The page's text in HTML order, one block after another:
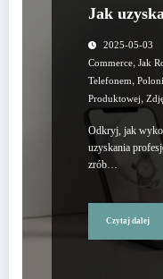
Jak
2025-05-03
Commerce, Jak
Telefonem,
Produktowej,
Odkryj, jak
uzyskania
zrób…
Czytaj dalej